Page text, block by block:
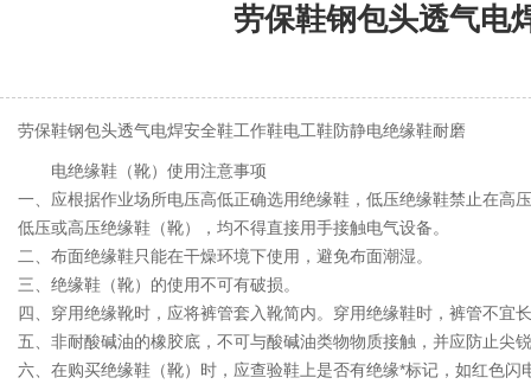
劳保鞋钢包头透气电
劳保鞋钢包头透气电焊安全鞋工作鞋电工鞋防静电绝缘鞋耐磨
电绝缘鞋 （靴） 使用注意事项
一、 应根据作业场所电压高低正确选用绝缘鞋，低压绝缘鞋禁止在高
低压或高压绝缘鞋（靴），均不得直接用手接触电气设备。
二、 布面绝缘鞋只能在干燥环境下使用，避免布面潮湿。
三、绝缘鞋（靴）的使用不可有破损。
四、穿用绝缘靴时，应将裤管套入靴简内。穿用绝缘鞋时，裤管不
五、非耐酸碱油的橡胶底，不可与酸碱油类物物质接触，并应防
六、在购买绝缘鞋（靴）时，应查验鞋上是否有绝缘*标记，如红色